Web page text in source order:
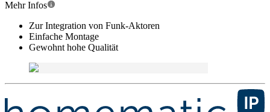
Mehr Infos
Zur Integration von Funk-Aktoren
Einfache Montage
Gewohnt hohe Qualität